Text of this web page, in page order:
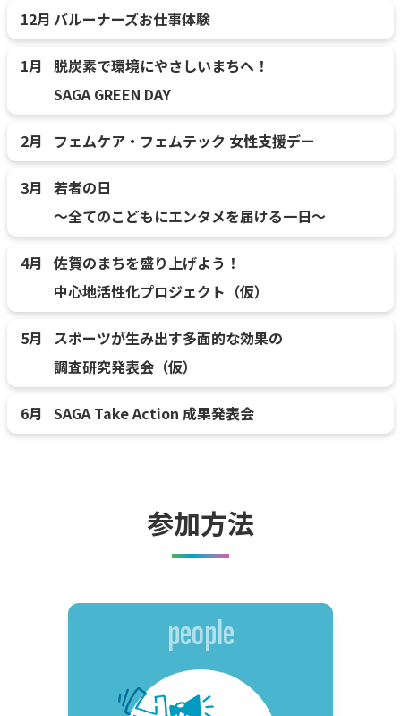
12月 バルーナーズお仕事体験
1月 脱炭素で環境にやさしいまちへ！
SAGA GREEN DAY
2月 フェムケア・フェムテック 女性支援デー
3月 若者の日
～全てのこどもにエンタメを届ける一日～
4月 佐賀のまちを盛り上げよう！
中心地活性化プロジェクト（仮）
5月
スポーツが生み出す多面的な効果の
調査研究発表会（仮）
6月 SAGA Take Action 成果発表会
参加方法
people